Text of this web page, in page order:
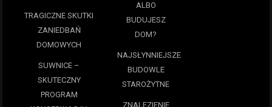
TRAGICZNE SKUTKI
ZANIEDBAŃ
DOMOWYCH
SUWNICE –
SKUTECZNY
PROGRAM
ALBO
BUDUJESZ
DOM?
NAJSŁYNNIEJSZE
BUDOWLE
STAROŻYTNE
ZNALEZIENIE